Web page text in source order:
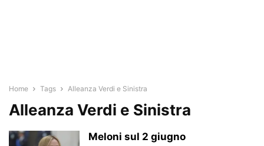
Home Tags Alleanza Verdi e Sinistra
Alleanza Verdi e Sinistra
Meloni sul 2 giugno